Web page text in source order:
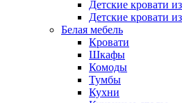
Детские кровати
Детские кровати
Белая мебель
Кровати
Шкафы
Комоды
Тумбы
Кухни